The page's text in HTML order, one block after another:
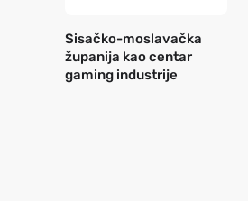
Sisačko-moslavačka
županija kao centar
gaming industrije